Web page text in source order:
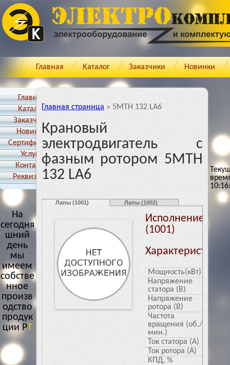
Главная Каталог Заказчики Новинки
Главная
Каталог
Заказчики
Новинки
Cертификаты
Услуги
Контакты
Реквизиты
На
сегодня
шний
день
мы
имеем
собстве
нное
произв
одство
продук
ции
РТИ с
многол
е
Главная страница » 5MTH 132 LA6
Крановый
электродвигатель с
фазным ротором 5MTH
132 LA6
Лапы (1001) Лапы (1002)
Исполнение:
(1001)
Характеристики
Мощность(кВт)
Напряжение
статора (В)
Напряжение
ротора (В)
Частота
вращения (об./
мин.)
Ток статора (А)
Ток ротора (А)
КПД, %